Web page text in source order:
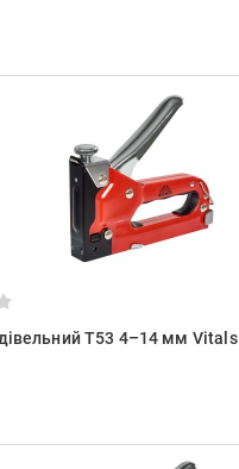
Т53 4–14 мм Vitals